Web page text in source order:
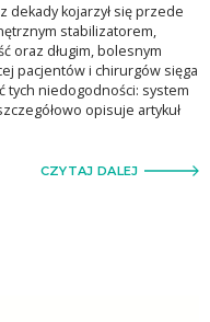
dekady kojarzył się przede
stabilizatorem,
oraz długim, bolesnym
pacjentów i chirurgów sięga
tych niedogodności: system
opisuje artykuł
CZYTAJ DALEJ